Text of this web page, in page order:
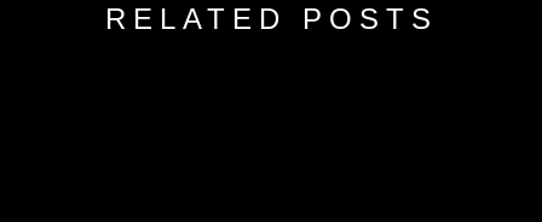
RELATED POSTS